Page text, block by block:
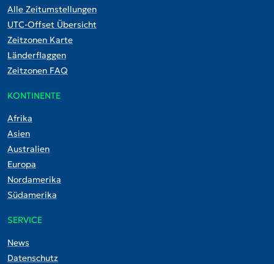
Alle Zeitumstellungen
UTC-Offset Übersicht
Zeitzonen Karte
Länderflaggen
Zeitzonen FAQ
KONTINENTE
Afrika
Asien
Australien
Europa
Nordamerika
Südamerika
SERVICE
News
Datenschutz